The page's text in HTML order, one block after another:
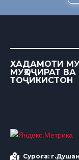
ХАДАМОТИ
МУҲОҶИРАТ
ТОҶИКИСТОН
Суроға: